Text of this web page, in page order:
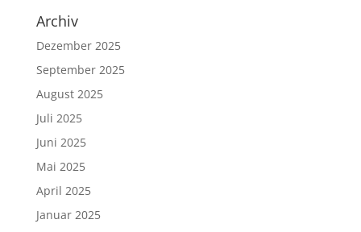
Archiv
Dezember 2025
September 2025
August 2025
Juli 2025
Juni 2025
Mai 2025
April 2025
Januar 2025